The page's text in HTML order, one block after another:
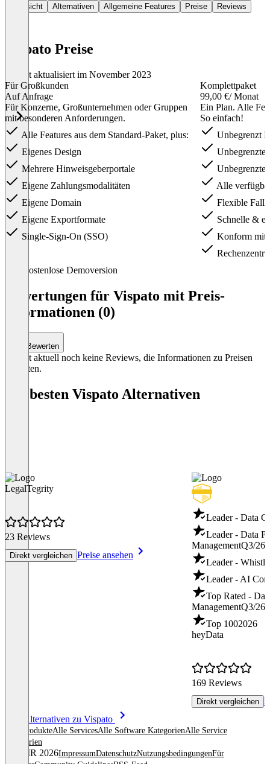
Übersicht Alternativen Allgemeine Features Preise Reviews
Vispato Preise
Zuletzt aktualisiert im November 2023
Für Großkunden
Auf Anfrage
Für Konzerne, Großunternehmen oder Gruppen
mit besonderen Anforderungen.
Alle Features aus dem Standard-Paket, plus:
Eigenes Design
Mehrere Hinweisgeberportale
Eigene Zahlungsmodalitäten
Eigene Domain
Eigene Exportformate
Single-Sign-On (SSO)
Komplettpaket
99,00 €/ Monat
Ein Plan. Alle
So einfach!
Unbegrenzt
Unbegrenzte
Alle
Flexible
Schnelle &
Konform mit
Kostenlose Demoversion
Bewertungen für Vispato mit Preis-
Informationen (0)
Bewerten
Es gibt aktuell noch keine Reviews, die Informationen zu Preisen
enthalten.
Die besten Vispato Alternativen
LegalTegrity
23 Reviews
Direkt vergleichen Preise ansehen
Leader - Data
Leader - Data
ManagementQ3/26
Leader -
Leader - AI
Top Rated -
ManagementQ3/26
Top 1002026
heyData
169 Reviews
Direkt vergleichen
Alle Alternativen zu Vispato
Alle ProdukteAlle ServicesAlle Software KategorienAlle Service
Kategorien
© OMR 2026ImpressumDatenschutzNutzungsbedingungenFür